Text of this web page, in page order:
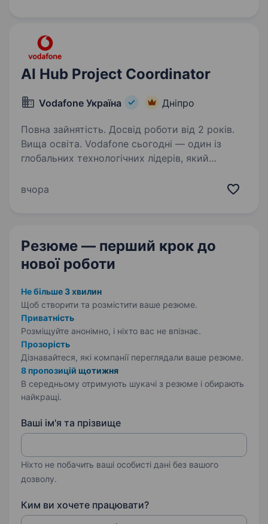
з реальними об'єктами?…
AI Hub Project Coordinator
Vodafone Україна Дніпро
Повна зайнятість. Досвід роботи від 2 років.
Вища освіта. Vodafone сьогодні — один із
глобальних технологічних лідерів, який
майбутнього та впроваджує інновації
вчора
Резюме — перший крок до
нової роботи
Не більше 3 хвилин
Щоб створити та розмістити ваше резюме.
Приватність
Розміщуйте анонімно, і ніхто вас не впізнає.
Прозорість
Дізнавайтеся, які компанії переглядали ваше резюме.
8 пропозицій щотижня
В середньому отримують шукачі з резюме і обирають
найкращі.
Ваші ім'я та прізвище
Ніхто не побачить ваші особисті дані без вашого
дозволу.
Ким ви хочете працювати?